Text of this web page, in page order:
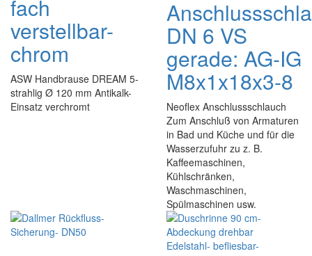
fach
verstellbar-
chrom
ASW Handbrause DREAM 5-
strahlig Ø 120 mm Antikalk-
Einsatz verchromt
DN 6 VS
gerade: AG-IG
M8x1x18x3-8
Neoflex Anschlussschlauch
Zum Anschluß von Armaturen
in Bad und Küche und für die
Wasserzufuhr zu z. B.
Kaffeemaschinen,
Kühlschränken,
Waschmaschinen,
Spülmaschinen usw.